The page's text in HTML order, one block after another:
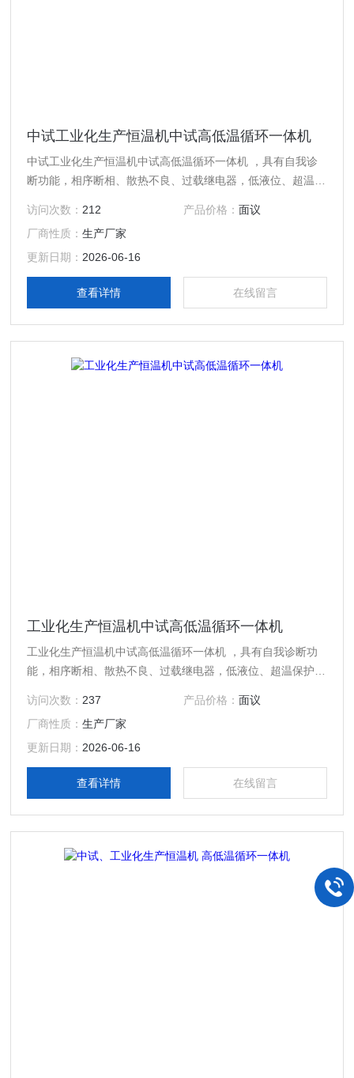
中试工业化生产恒温机中试高低温循环一体机
中试工业化生产恒温机中试高低温循环一体机 ，具有自我诊
断功能，相序断相、散热不良、过载继电器，低液位、超温保
访问次数： 212 产品价格： 面议
厂商性质：生产厂家
更新日期： 2026-06-16
查看详情 在线留言
工业化生产恒温机中试高低温循环一体机
工业化生产恒温机中试高低温循环一体机 ，具有自我诊断功
能，相序断相、散热不良、过载继电器，低液位、超温保护等
访问次数： 237 产品价格： 面议
厂商性质：生产厂家
更新日期： 2026-06-16
查看详情 在线留言